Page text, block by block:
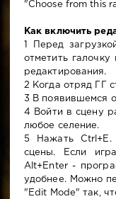
"Choose from this
Как включить
1 Перед
отметить
редактирования.
2 Когда отряд ГГ
3 В появившемся
4 Войти в сцену
любое селение.
5 Нажать Ctrl+E.
сцены. Если
Alt+Enter -
удобнее. Можно
"Edit Mode" так,